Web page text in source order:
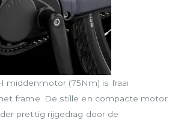
middenmotor (75Nm) is fraai
frame. De stille en compacte motor
prettig rijgedrag door de